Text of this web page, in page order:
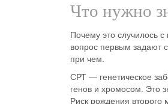
Что нужно
Почему это случилось
вопрос первым задают
при чем.
СРТ — генетическое
генов и хромосом. Это
Риск рождения